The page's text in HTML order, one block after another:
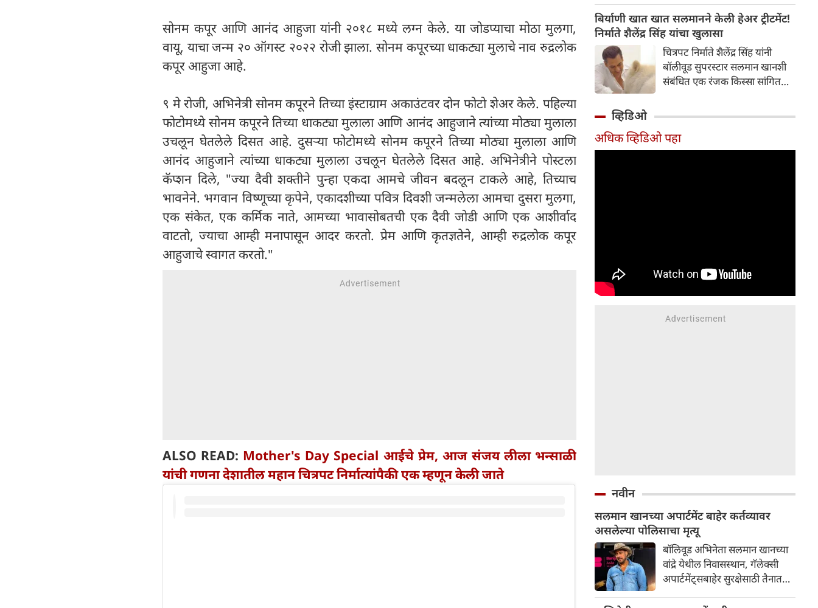
सोनम कपूर आणि आनंद आहुजा यांनी २०१८ मध्ये लग्न केले. या जोडप्याचा मोठा मुलगा,
वायू, याचा जन्म २० ऑगस्ट २०२२ रोजी झाला. सोनम कपूरच्या धाकट्या मुलाचे नाव रुद्रलोक
कपूर आहुजा आहे.
९ मे रोजी, अभिनेत्री सोनम कपूरने तिच्या इंस्टाग्राम अकाउंटवर दोन फोटो शेअर केले. पहिल्या
फोटोमध्ये सोनम कपूरने तिच्या धाकट्या मुलाला आणि आनंद आहुजाने त्यांच्या मोठ्या मुलाला
उचलून घेतलेले दिसत आहे. दुसऱ्या फोटोमध्ये सोनम कपूरने तिच्या मोठ्या मुलाला आणि
आनंद आहुजाने त्यांच्या धाकट्या मुलाला उचलून घेतलेले दिसत आहे. अभिनेत्रीने पोस्टला
कॅप्शन दिले, "ज्या दैवी शक्तीने पुन्हा एकदा आमचे जीवन बदलून टाकले आहे, तिच्याच
भावनेने. भगवान विष्णूच्या कृपेने, एकादशीच्या पवित्र दिवशी जन्मलेला आमचा दुसरा मुलगा,
एक संकेत, एक कर्मिक नाते, आमच्या भावासोबतची एक दैवी जोडी आणि एक आशीर्वाद
वाटतो, ज्याचा आम्ही मनापासून आदर करतो. प्रेम आणि कृतज्ञतेने, आम्ही रुद्रलोक कपूर
आहुजाचे स्वागत करतो."
ALSO READ: Mother's Day Special आईचे प्रेम, आज संजय लीला भन्साळी
यांची गणना देशातील महान चित्रपट निर्मात्यांपैकी एक म्हणून केली जाते
प्रवेश मिळवून अवघ्या काही मिनिटांत
त्यांची ₹२४३,८५२ ची फसवणूक
केली. अभिनेत्रीच्या तक्रारीच्या
आधारे, आंबोली पोलिसांनी गुन्हा
दाखल करून तपास सुरू केला आहे.
बिर्याणी खात खात सलमानने केली हेअर ट्रीटमेंट!
निर्माते शैलेंद्र सिंह यांचा खुलासा
चित्रपट निर्माते शैलेंद्र सिंह यांनी
बॉलीवूड सुपरस्टार सलमान खानशी
संबंधित एक रंजक किस्सा सांगितला
की अभिनेता एकाच वेळी बिर्याणी
खात होता आणि केसांवर उपचार
सलमानला जेवताना आरशात स्वतःला
व्हिडिओ
अधिक व्हिडिओ पहा
नवीन
सलमान खानच्या अपार्टमेंट बाहेर कर्तव्यावर
असलेल्या पोलिसाचा मृत्यू
बॉलिवूड अभिनेता सलमान खानच्या
वांद्रे येथील निवासस्थान, गॅलेक्सी
अपार्टमेंट्सबाहेर सुरक्षेसाठी तैनात